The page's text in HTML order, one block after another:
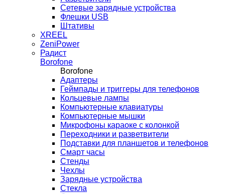
Сетевые зарядные устройства
Флешки USB
Штативы
XREEL
ZeniPower
Радист
Borofone
Borofone
Адаптеры
Геймпады и триггеры для телефонов
Кольцевые лампы
Компьютерные клавиатуры
Компьютерные мышки
Микрофоны караоке с колонкой
Переходники и разветвители
Подставки для планшетов и телефонов
Смарт часы
Стенды
Чехлы
Зарядные устройства
Стекла